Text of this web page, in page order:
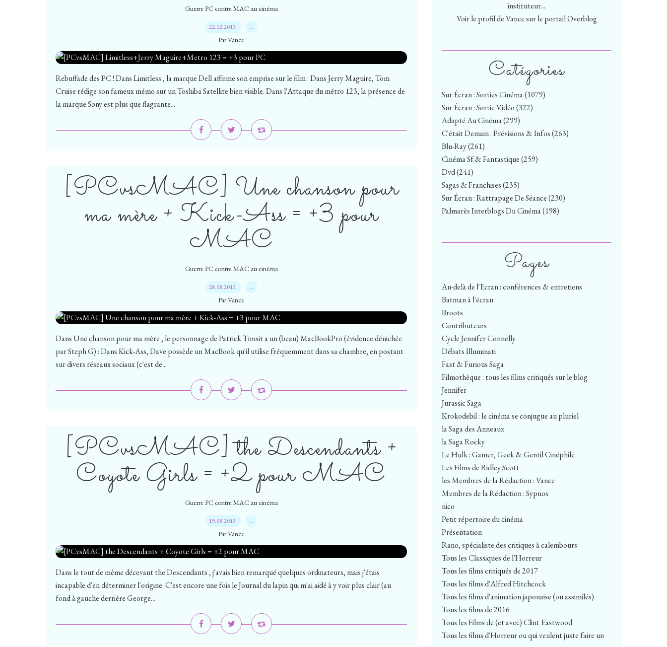
Guerre PC contre MAC au cinéma
22.12.2013 …
Par Vance
Rebuffade des PC ! Dans Limitless , la marque Dell affirme son emprise sur le film : Dans Jerry Maguire, Tom
Cruise rédige son fameux mémo sur un Toshiba Satellite bien visible. Dans l'Attaque du métro 123, la présence de
la marque Sony est plus que flagrante...
[PCvsMAC] Une chanson pour
ma mère + Kick-Ass = +3 pour
MAC
Guerre PC contre MAC au cinéma
28.08.2013 …
Par Vance
Dans Une chanson pour ma mère , le personnage de Patrick Timsit a un (beau) MacBookPro (évidence dénichée
par Steph G) : Dans Kick-Ass, Dave possède un MacBook qu'il utilise fréquemment dans sa chambre, en postant
sur divers réseaux sociaux (c'est de...
[PCvsMAC] the Descendants +
Coyote Girls = +2 pour MAC
Guerre PC contre MAC au cinéma
19.08.2013 …
Par Vance
Dans le tout de même décevant the Descendants , j'avais bien remarqué quelques ordinateurs, mais j'étais
incapable d'en déterminer l'origine. C'est encore une fois le Journal du lapin qui m'ai aidé à y voir plus clair (au
fond à gauche derrière George...
Catégories
Sur Écran : Sorties Cinéma(1079)
Sur Écran : Sortie Vidéo(322)
Adapté Au Cinéma(299)
C'était Demain : Prévisions & Infos(263)
Blu-Ray(261)
Cinéma Sf & Fantastique(259)
Dvd(241)
Sagas & Franchises(235)
Sur Écran : Rattrapage De Séance(230)
Palmarès Interblogs Du Cinéma(198)
Pages
Au-delà de l'Ecran : conférences & entretiens
Batman à l'écran
Broots
Contributeurs
Cycle Jennifer Connelly
Débats Illuminati
Fast & Furious Saga
Filmothèque : tous les films critiqués sur le blog
Jennifer
Jurassic Saga
Krokodebil : le cinéma se conjugue au pluriel
la Saga des Anneaux
la Saga Rocky
Le Hulk : Gamer, Geek & Gentil Cinéphile
Les Films de Ridley Scott
les Membres de la Rédaction : Vance
Membres de la Rédaction : Sypnos
nico
Petit répertoire du cinéma
Présentation
Rano, spécialiste des critiques à calembours
Tous les Classiques de l'Horreur
Tous les films critiqués de 2017
Tous les films d'Alfred Hitchcock
Tous les films d'animation japonaise (ou assimilés)
Tous les films de 2016
Tous les Films de (et avec) Clint Eastwood
Tous les films d'Horreur ou qui veulent juste faire un
instituteur...
Voir le profil deVancesur le portail Overblog